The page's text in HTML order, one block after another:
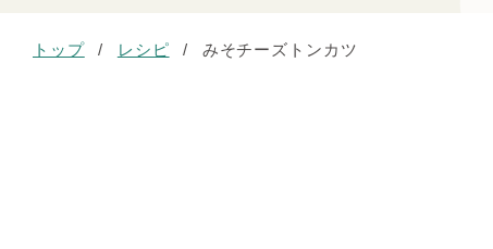
トップ / レシピ / みそチーズトンカツ